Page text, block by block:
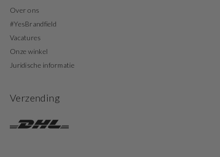
Over ons
#YesBrandfield
Vacatures
Onze winkel
Juridische informatie
Verzending